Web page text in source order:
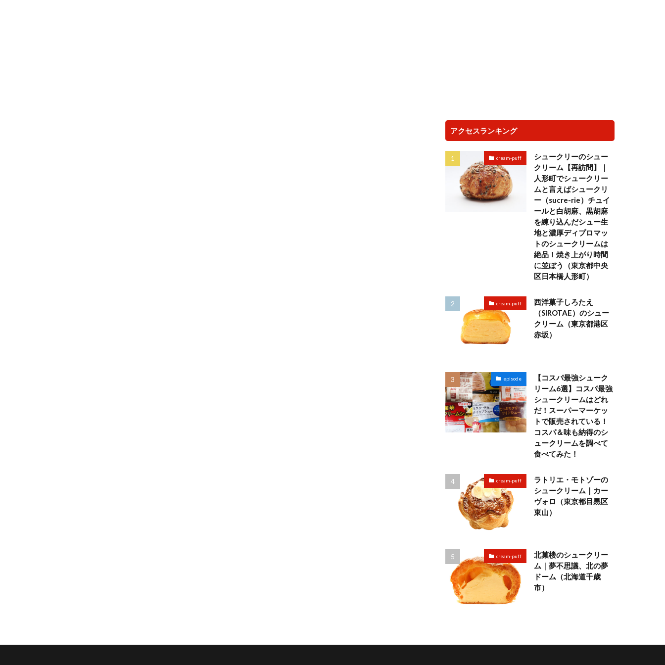
アクセスランキング
cream-puff
シュークリーのシュー
クリーム【再訪問】｜
人形町でシュークリー
ムと言えばシュークリ
ー（sucre-rie）チュイ
ールと白胡麻、黒胡麻
を練り込んだシュー生
地と濃厚ディプロマッ
トのシュークリームは
絶品！焼き上がり時間
に並ぼう（東京都中央
区日本橋人形町）
cream-puff
西洋菓子しろたえ
（SIROTAE）のシュー
クリーム（東京都港区
赤坂）
episode
【コスパ最強シューク
リーム6選】コスパ最強
シュークリームはどれ
だ！スーパーマーケッ
トで販売されている！
コスパ＆味も納得のシ
ュークリームを調べて
食べてみた！
cream-puff
ラトリエ・モトゾーの
シュークリーム｜カー
ヴォロ（東京都目黒区
東山）
cream-puff
北菓楼のシュークリー
ム｜夢不思議、北の夢
ドーム（北海道千歳
市）